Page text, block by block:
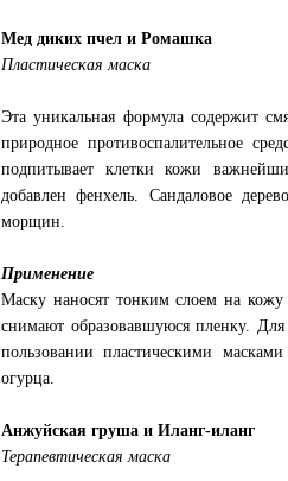
Мед диких пчел и Ромашка
Пластическая маска
Эта уникальная формула содержит
природное противоспалительное
подпитывает клетки кожи
добавлен фенхель. Сандаловое
морщин.
Применение
Маску наносят тонким слоем на кожу
снимают образовавшуюся пленку.
пользовании пластическими
огурца.
Анжуйская груша и Иланг-иланг
Терапевтическая маска